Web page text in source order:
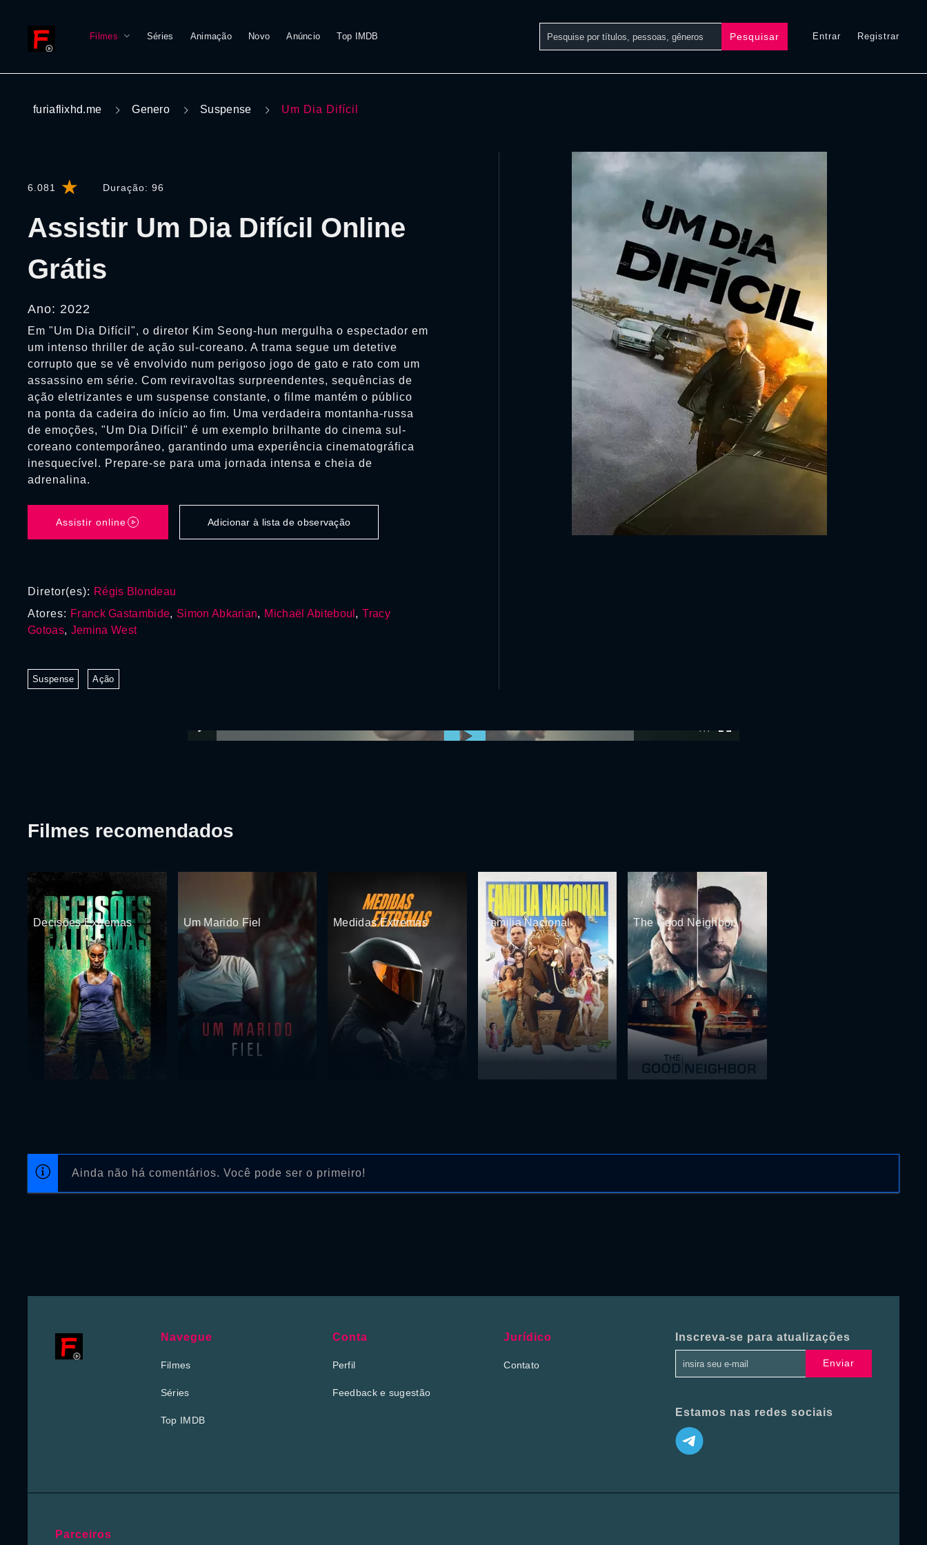
Filmes Séries Animação Novo Anúncio Top IMDB Pesquisar Entrar Registrar
furiaflixhd.me Genero Suspense Um Dia Difícil
6.081 Duração: 96
Assistir Um Dia Difícil Online
Grátis
Ano: 2022
Em "Um Dia Difícil", o diretor Kim Seong-hun mergulha o espectador em
um intenso thriller de ação sul-coreano. A trama segue um detetive
corrupto que se vê envolvido num perigoso jogo de gato e rato com um
assassino em série. Com reviravoltas surpreendentes, sequências de
ação eletrizantes e um suspense constante, o filme mantém o público
na ponta da cadeira do início ao fim. Uma verdadeira montanha-russa
de emoções, "Um Dia Difícil" é um exemplo brilhante do cinema sul-
coreano contemporâneo, garantindo uma experiência cinematográfica
inesquecível. Prepare-se para uma jornada intensa e cheia de
adrenalina.
Assistir online Adicionar à lista de observação
Diretor(es): Régis Blondeau
Atores: Franck Gastambide, Simon Abkarian, Michaël Abiteboul ,Tracy
Gotoas, Jemina West
Suspense Ação
Ainda não há comentários. Você pode ser o primeiro!
Filmes recomendados
Decisões Extremas Um Marido Fiel Medidas Extremas Familia Nacional The Good Neighbor
Navegue
Filmes
Séries
Top IMDB
Conta
Perfil
Feedback e sugestão
Jurídico
Contato
Inscreva-se para atualizações
Enviar
Estamos nas redes sociais
Parceiros